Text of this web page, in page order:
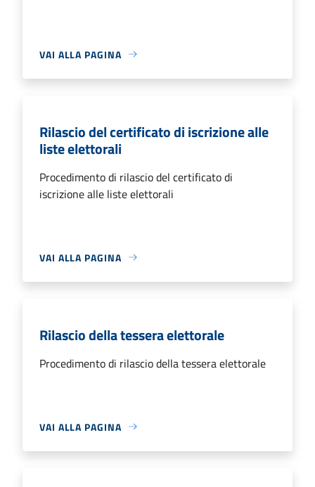
VAI ALLA PAGINA
Rilascio del certificato di iscrizione alle
liste elettorali
Procedimento di rilascio del certificato di
iscrizione alle liste elettorali
VAI ALLA PAGINA
Rilascio della tessera elettorale
Procedimento di rilascio della tessera elettorale
VAI ALLA PAGINA